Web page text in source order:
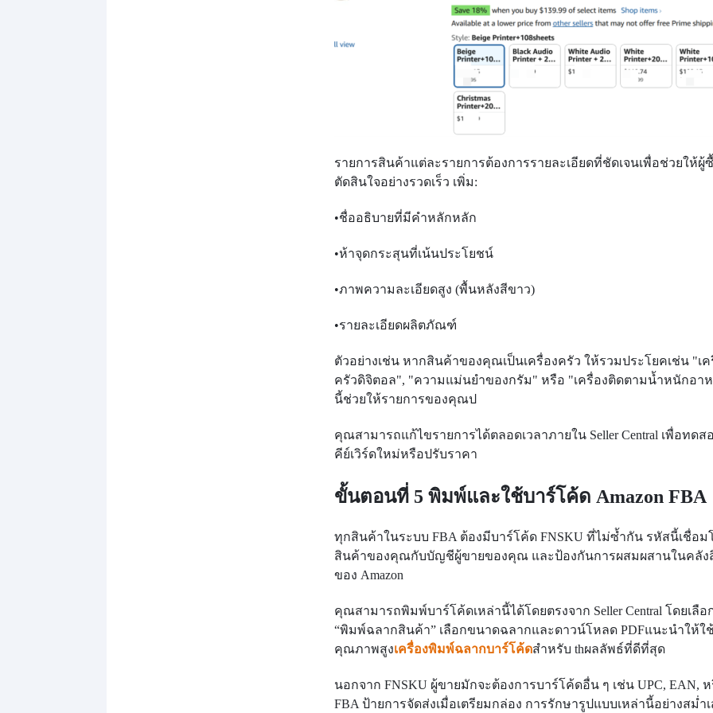
รายการสินค้าแต่ละรายการต้องการรายละเอียดที่ชัดเจนเพื่อช่วยให้ผู้
ตัดสินใจอย่างรวดเร็ว เพิ่ม:
•ชื่ออธิบายที่มีคําหลักหลัก
•ห้าจุดกระสุนที่เน้นประโยชน์
•ภาพความละเอียดสูง (พื้นหลังสีขาว)
•รายละเอียดผลิตภัณฑ์
ตัวอย่างเช่น หากสินค้าของคุณเป็นเครื่องครัว ให้รวมประโยคเช่น "เค
ครัวดิจิตอล", "ความแม่นยำของกรัม" หรือ "เครื่องติดตามน้ำหนักอา
นี้ช่วยให้รายการของคุณป
คุณสามารถแก้ไขรายการได้ตลอดเวลาภายใน Seller Central เพื่อทดส
คีย์เวิร์ดใหม่หรือปรับราคา
ขั้นตอนที่ 5 พิมพ์และใช้บาร์โค้ด Amazon FBA
ทุกสินค้าในระบบ FBA ต้องมีบาร์โค้ด FNSKU ที่ไม่ซ้ำกัน รหัสนี้เชื่อม
สินค้าของคุณกับบัญชีผู้ขายของคุณ และป้องกันการผสมผสานในคลัง
ของ Amazon
คุณสามารถพิมพ์บาร์โค้ดเหล่านี้ได้โดยตรงจาก Seller Central โดยเลือ
“พิมพ์ฉลากสินค้า” เลือกขนาดฉลากและดาวน์โหลด PDFแนะนำให้ใ
คุณภาพสูงเครื่องพิมพ์ฉลากบาร์โค้ดสำหรับ thผลลัพธ์ที่ดีที่สุด
นอกจาก FNSKU ผู้ขายมักจะต้องการบาร์โค้ดอื่น ๆ เช่น UPC, EAN,
FBA ป้ายการจัดส่งเมื่อเตรียมกล่อง การรักษารูปแบบเหล่านี้อย่างสม่ำ